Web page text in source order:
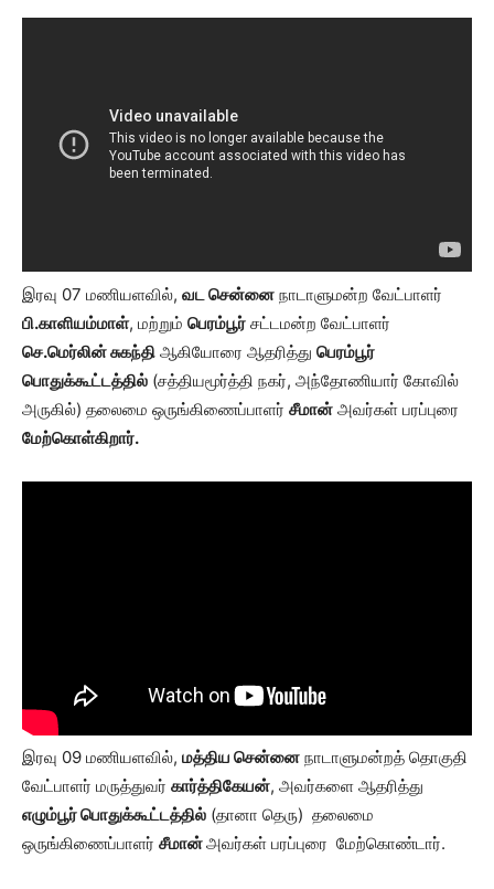
இரவு 07 மணியளவில், வட சென்னை நாடாளுமன்ற வேட்பாளர்
பி.காளியம்மாள், மற்றும் பெரம்பூர் சட்டமன்ற வேட்பாளர்
செ.மெர்லின் சுகந்தி ஆகியோரை ஆதரித்து பெரம்பூர்
பொதுக்கூட்டத்தில் (சத்தியமூர்த்தி நகர், அந்தோணியார் கோவில்
அருகில்) தலைமை ஒருங்கிணைப்பாளர் சீமான் அவர்கள் பரப்புரை
மேற்கொள்கிறார்.
இரவு 09 மணியளவில், மத்திய சென்னை நாடாளுமன்றத் தொகுதி
வேட்பாளர் மருத்துவர் கார்த்திகேயன், அவர்களை ஆதரித்து
எழும்பூர் பொதுக்கூட்டத்தில் (தானா தெரு) தலைமை
ஒருங்கிணைப்பாளர் சீமான்அவர்கள் பரப்புரை மேற்கொண்டார்.